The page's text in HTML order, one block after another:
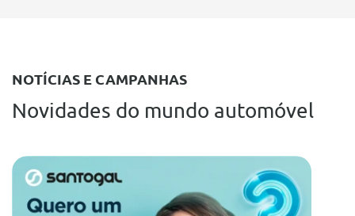
NOTÍCIAS E CAMPANHAS
Novidades do mundo automóvel